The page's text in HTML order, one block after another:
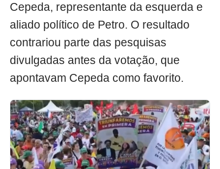
Cepeda, representante da esquerda e
aliado político de Petro. O resultado
contrariou parte das pesquisas
divulgadas antes da votação, que
apontavam Cepeda como favorito.